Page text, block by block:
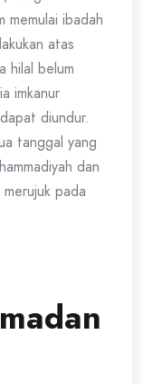
memulai ibadah
atas
hilal belum
imkanur
diundur.
tanggal yang
dan
pada